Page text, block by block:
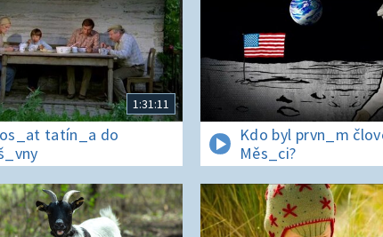
1:31:11
tatín_a do
Kdo byl prvn_m
Měs_ci?